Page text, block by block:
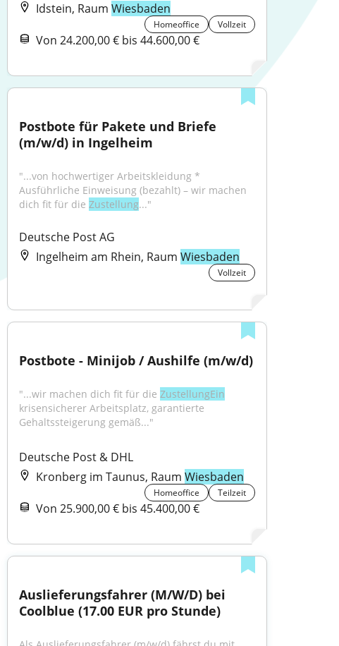
Idstein, Raum Wiesbaden
Homeoffice Vollzeit
Von 24.200,00 € bis 44.600,00 €
Postbote für Pakete und Briefe
(m/w/d) in Ingelheim
"...von hochwertiger Arbeitskleidung *
Ausführliche Einweisung (bezahlt) – wir machen
dich fit für die Zustellung..."
Deutsche Post AG
Ingelheim am Rhein, Raum Wiesbaden
Vollzeit
Postbote - Minijob / Aushilfe (m/w/d)
"...wir machen dich fit für die ZustellungEin
krisensicherer Arbeitsplatz, garantierte
Gehaltssteigerung gemäß..."
Deutsche Post & DHL
Kronberg im Taunus, Raum Wiesbaden
Homeoffice Teilzeit
Von 25.900,00 € bis 45.400,00 €
Auslieferungsfahrer (M/W/D) bei
Coolblue (17.00 EUR pro Stunde)